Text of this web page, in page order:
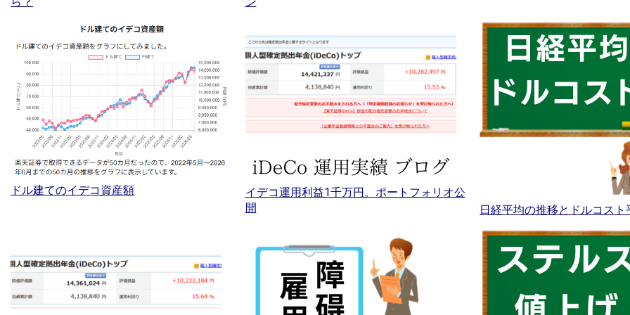
ドル建てのイデコ資産額
イデコ運用利益1千万円。ポートフォリオ公
開
日経平均の推移とドルコスト